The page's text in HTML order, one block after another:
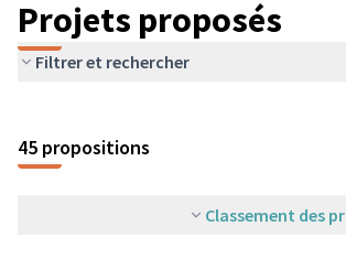
Projets proposés
Filtrer et rechercher
45 propositions
Classement des